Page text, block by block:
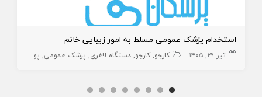
استخدام پزشک عمومی مسلط به امور زیبایی خانم
تیر ۲۹, ۱۴۰۵ کارجو کارجو دستگاه لاغری پزشک عمومی پوست و زیبایی